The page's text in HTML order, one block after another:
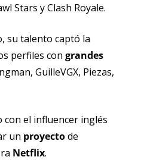
Stars y Clash Royale.
perfiles con grandes
GuilleVGX, Piezas,
con el influencer inglés
un proyecto
Netflix.